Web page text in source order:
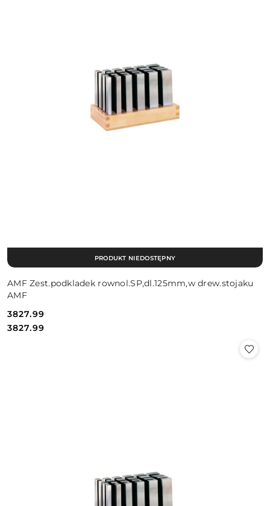
AMF Zest.podkladek rownol.SP,dl.125mm,w drew.stojaku
AMF
Cena:
3827.99
Cena:
3827.99
PRODUKT NIEDOSTĘPNY